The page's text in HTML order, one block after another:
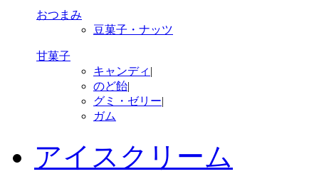
おつまみ
豆菓子・ナッツ
甘菓子
キャンディ |
のど飴|
グミ・ゼリー|
ガム
アイスクリーム